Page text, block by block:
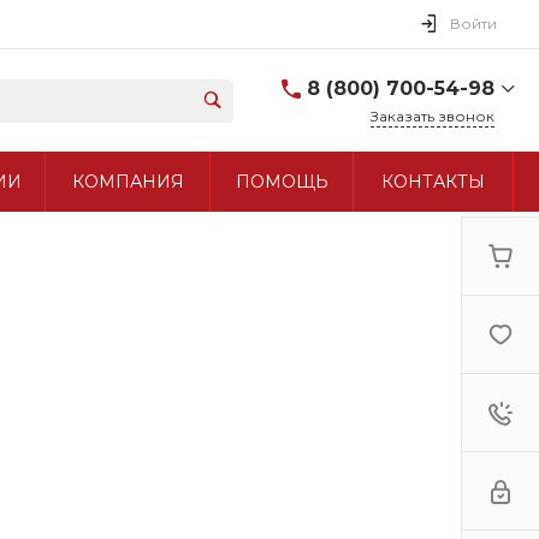
Войти
8 (800) 700-54-98
+7 (495) 960-97-90
Заказать звонок
КОМПАНИЯ ПОМОЩЬ КОНТАКТЫ